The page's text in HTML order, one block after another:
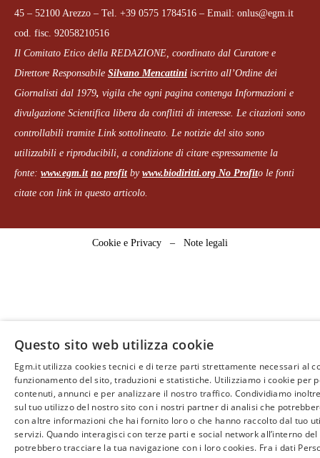
45 – 52100 Arezzo – Tel. +39 0575 1784516 – Email: onlus@egm.it
cod. fisc. 92058210516
Il Comitato Etico della REDAZIONE, coordinato dal Curatore e
Direttore Responsabile Silvano Mencattini iscritto all’Ordine dei
Giornalisti dal 1979, vigila che ogni pagina contenga Informazioni e
divulgazione Scientifica libera da conflitti di interesse. Le citazioni sono
controllabili tramite Link sottolineato. Le notizie del sito sono
utilizzabili e riproducibili, a condizione di citare espressamente la
fonte: www.egm.it no profitby www.biodiritti.org No Profito le fonti
citate con link in questo articolo.
Cookie e Privacy – Note legali
Questo sito web utilizza cookie
Egm.it utilizza cookies tecnici e di terze parti strettamente necessari al
funzionamento del sito, traduzioni e statistiche. Utilizziamo i cookie per
contenuti, annunci e per analizzare il nostro traffico. Condividiamo
sul tuo utilizzo del nostro sito con i nostri partner di analisi che
con altre informazioni che hai fornito loro o che hanno raccolto dal tuo
servizi. Quando interagisci con terze parti e social network all’interno
potrebbero tracciare la tua navigazione con i loro cookies. Fra i dati